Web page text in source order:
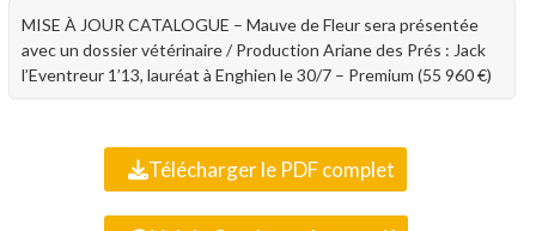
MISE À JOUR CATALOGUE – Mauve de Fleur sera présentée
avec un dossier vétérinaire / Production Ariane des Prés : Jack
l’Eventreur 1’13, lauréat à Enghien le 30/7 – Premium (55 960 €)
Télécharger le PDF complet